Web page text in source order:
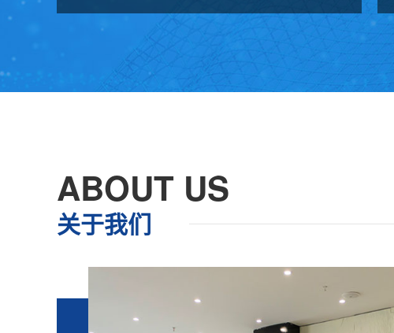
ABOUT US
关于我们